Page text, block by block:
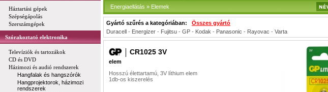
Háztartási gépek
Szépségápolás
Szerszámgépek
Szórakoztató elektronika
Televíziók és tartozákok
CD és DVD
Házimozi és audió rendszerek
Hangfalak és hangszórók
Hangprojektorok, házimozi
rendszerek
Energiaellátás » Elemek
Gyártó szűrés a kategóriában: Összes gyártó
Duracell - Energizer - Fujitsu - GP - Kodak - Panasonic - Rayovac - Varta
CR1025 3V
elem
Hosszú élettartamú, 3V líthium elem
1db-os kiszerelés